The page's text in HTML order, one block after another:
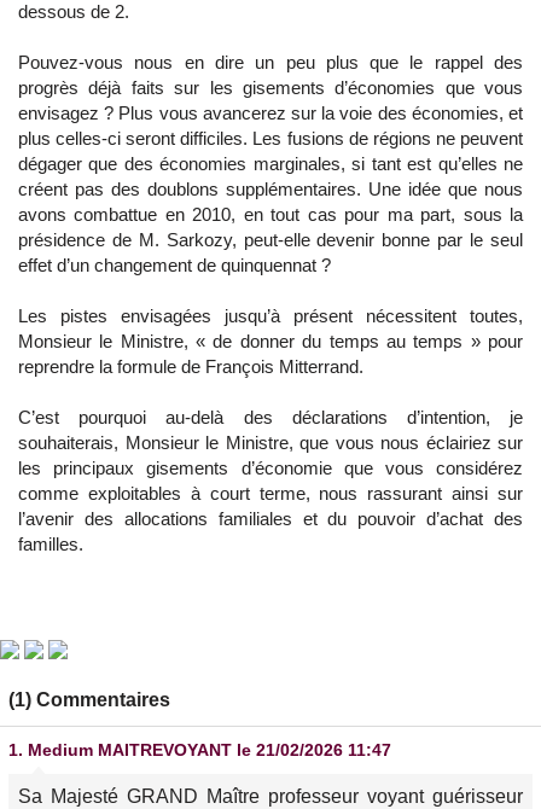
dessous de 2.
Pouvez-vous nous en dire un peu plus que le rappel des
progrès déjà faits sur les gisements d’économies que vous
envisagez ? Plus vous avancerez sur la voie des économies, et
plus celles-ci seront difficiles. Les fusions de régions ne peuvent
dégager que des économies marginales, si tant est qu’elles ne
créent pas des doublons supplémentaires. Une idée que nous
avons combattue en 2010, en tout cas pour ma part, sous la
présidence de M. Sarkozy, peut-elle devenir bonne par le seul
effet d’un changement de quinquennat ?
Les pistes envisagées jusqu’à présent nécessitent toutes,
Monsieur le Ministre, « de donner du temps au temps » pour
reprendre la formule de François Mitterrand.
C’est pourquoi au-delà des déclarations d’intention, je
souhaiterais, Monsieur le Ministre, que vous nous éclairiez sur
les principaux gisements d’économie que vous considérez
comme exploitables à court terme, nous rassurant ainsi sur
l’avenir des allocations familiales et du pouvoir d’achat des
familles.
(1) Commentaires
1. Medium MAITREVOYANT le 21/02/2026 11:47
Sa Majesté GRAND Maître professeur voyant guérisseur